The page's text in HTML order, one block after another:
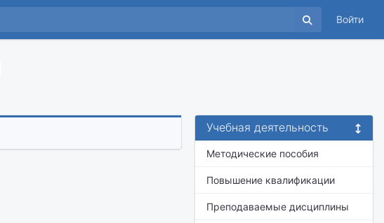
Войти
Учебная деятельность
Методические пособия
Повышение квалификации
Преподаваемые дисциплины